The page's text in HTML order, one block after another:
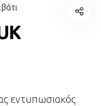
εντυπωσιακός